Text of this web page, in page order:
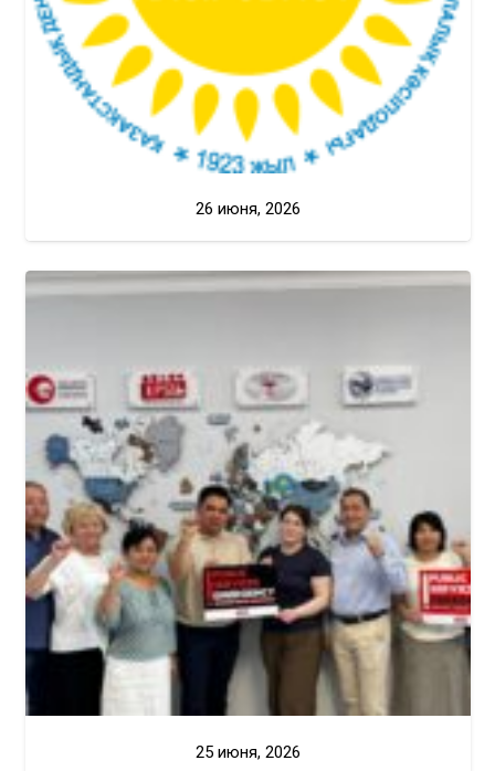
26 июня, 2026
25 июня, 2026